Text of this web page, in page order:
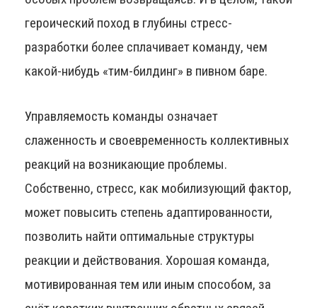
героический поход в глубины стресс-
разработки более сплачивает команду, чем
какой-нибудь «тим-билдинг» в пивном баре.
Управляемость команды означает
слаженность и своевременность коллективных
реакций на возникающие проблемы.
Собственно, стресс, как мобилизующий фактор,
может повысить степень адаптированности,
позволить найти оптимальные структуры
реакции и действования. Хорошая команда,
мотивированная тем или иным способом, за